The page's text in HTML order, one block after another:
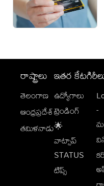
రాష్ట్రాలు
తెలంగాణ
ఆంధ్రప్రదేశ్
తమిళనాడు
ఇతర
ఉద్యోగాలు
ట్రెండింగ్
🌟
వాట్సాప్
STATUS
టిప్స్
-